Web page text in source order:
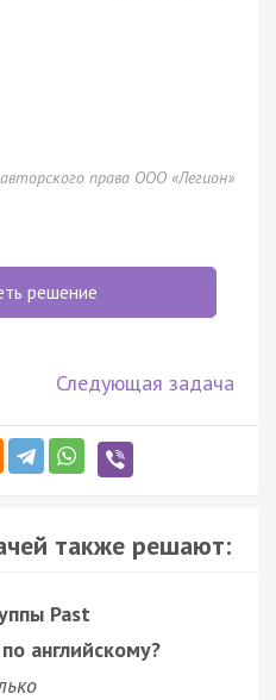
права ООО «Легион»
решение
Следующая задача
также решают:
Past
английскому?